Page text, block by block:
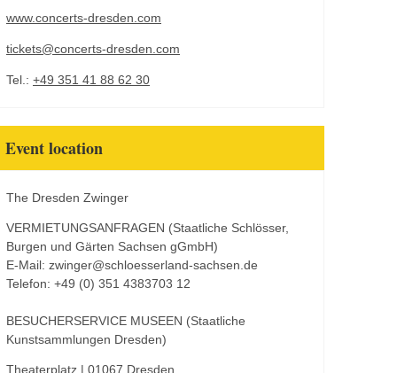
www.concerts-dresden.com
tickets@concerts-dresden.com
Tel.: +49 351 41 88 62 30
Event location
The Dresden Zwinger
VERMIETUNGSANFRAGEN (Staatliche Schlösser,
Burgen und Gärten Sachsen gGmbH)
E-Mail: zwinger@schloesserland-sachsen.de
Telefon: +49 (0) 351 4383703 12
BESUCHERSERVICE MUSEEN (Staatliche
Kunstsammlungen Dresden)
Theaterplatz | 01067 Dresden